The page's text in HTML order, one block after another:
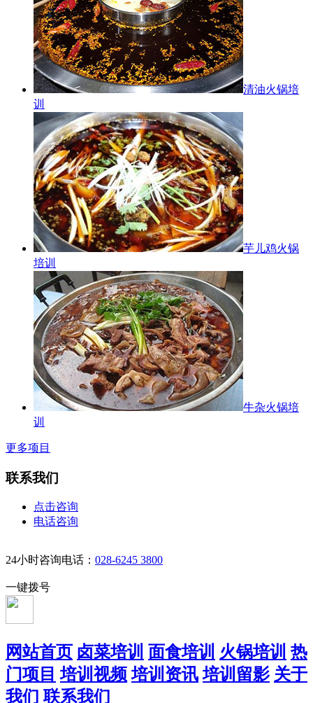
清油火锅培
训
芋儿鸡火锅
培训
牛杂火锅培
训
更多项目
联系我们
点击咨询
电话咨询
24小时咨询电话： 028-6245 3800
一键拨号
网站首页 卤菜培训 面食培训 火锅培训 热
门项目 培训视频 培训资讯 培训留影 关于
我们 联系我们